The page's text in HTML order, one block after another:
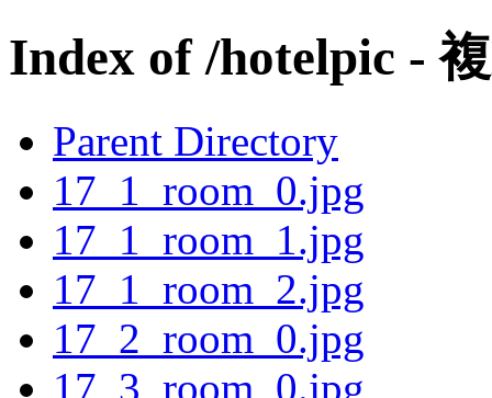
Index of /hotelpic -
Parent Directory
17_1_room_0.jpg
17_1_room_1.jpg
17_1_room_2.jpg
17_2_room_0.jpg
17_3_room_0.jpg